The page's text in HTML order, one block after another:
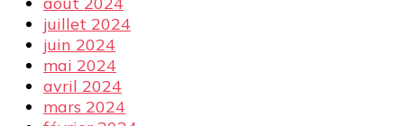
juillet 2024
juin 2024
mai 2024
avril 2024
mars 2024